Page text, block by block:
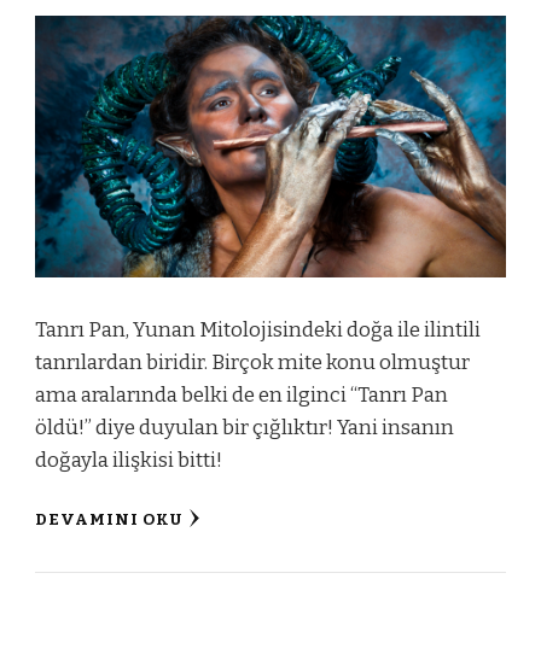
Tanrı Pan, Yunan Mitolojisindeki doğa ile ilintili
tanrılardan biridir. Birçok mite konu olmuştur
ama aralarında belki de en ilginci “Tanrı Pan
öldü!” diye duyulan bir çığlıktır! Yani insanın
doğayla ilişkisi bitti!
DEVAMINI OKU